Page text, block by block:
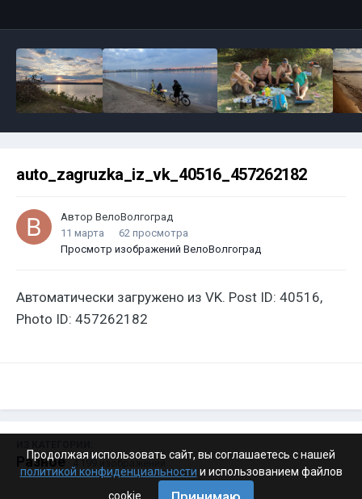
auto_zagruzka_iz_vk_40516_457262182
Автор ВелоВолгоград
11 марта
62 просмотра
Просмотр изображений ВелоВолгоград
Автоматически загружено из VK. Post ID: 40516,
Photo ID: 457262182
Разное · 4 199 изображений
Продолжая использовать сайт, вы соглашаетесь с нашей
политикой конфиденциальности и использованием файлов
cookie.